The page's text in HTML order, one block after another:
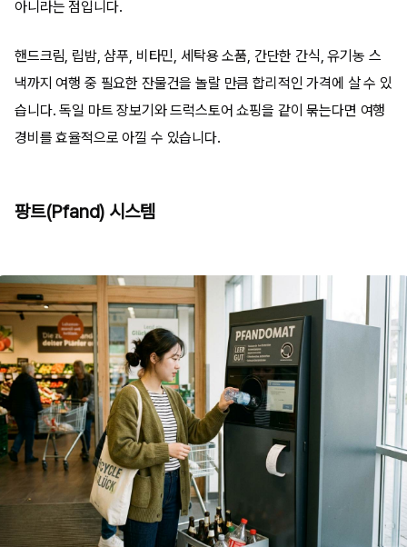
아니라는 점입니다.
핸드크림, 립밤, 샴푸, 비타민, 세탁용 소품, 간단한 간식, 유기농 스
낵까지 여행 중 필요한 잔물건을 놀랄 만큼 합리적인 가격에 살 수 있
습니다. 독일 마트 장보기와 드럭스토어 쇼핑을 같이 묶는다면 여행
경비를 효율적으로 아낄 수 있습니다.
팡트(Pfand) 시스템